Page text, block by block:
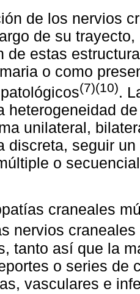
de los nervios
de su
de estas
o como
(7)(10).
heterogeneidad
unilateral,
discreta, seguir
o
craneales
nervios
tanto así que la
o series de
vasculares e